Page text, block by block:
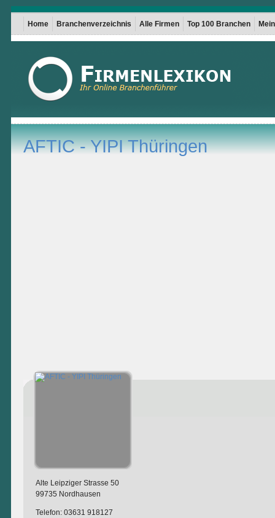
Home Branchenverzeichnis Alle Firmen Top 100 Branchen
AFTIC - YIPI Thüringen
Alte Leipziger Strasse 50
99735 Nordhausen
Telefon: 03631 918127